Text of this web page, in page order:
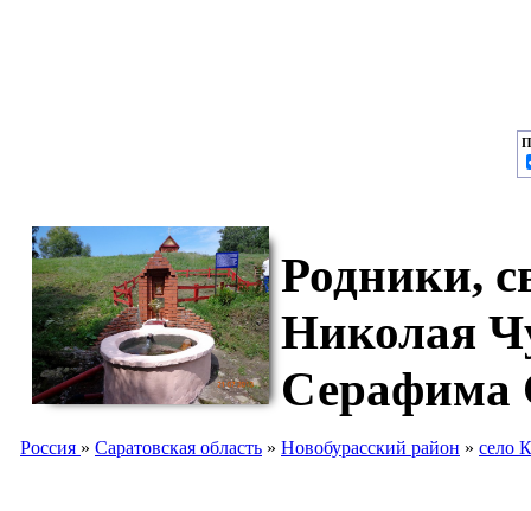
Родники,
Николая
Серафима
Россия » Саратовская область » Новобурасский район » село